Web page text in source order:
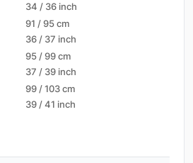
34 / 36 inch
91 / 95 cm
36 / 37 inch
95 / 99 cm
37 / 39 inch
99 / 103 cm
39 / 41 inch